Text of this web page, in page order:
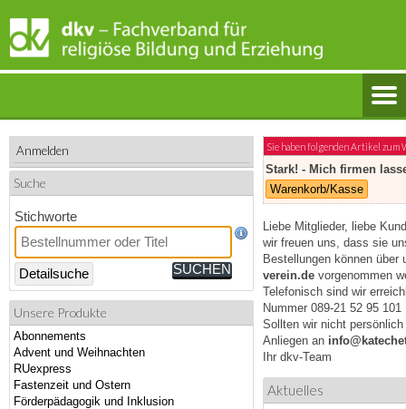
Anmelden
Suche
Stichworte
Detailsuche
Unsere Produkte
Abonnements
Advent und Weihnachten
RUexpress
Fastenzeit und Ostern
Förderpädagogik und Inklusion
Sie haben folgenden Artikel
Stark! - Mich firmen
Warenkorb/Kasse
Liebe Mitglieder, liebe
wir freuen uns, dass sie
Bestellungen können
verein.de vorgenommen
Telefonisch sind wir
Nummer 089-21 52 95 101
Sollten wir nicht
Anliegen an
Ihr dkv-Team
Aktuelles